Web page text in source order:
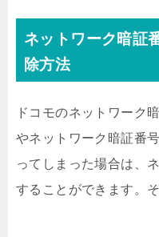
ネットワーク暗証
除方法
ドコモのネットワーク
やネットワーク暗証番
ってしまった場合は、
することができます。